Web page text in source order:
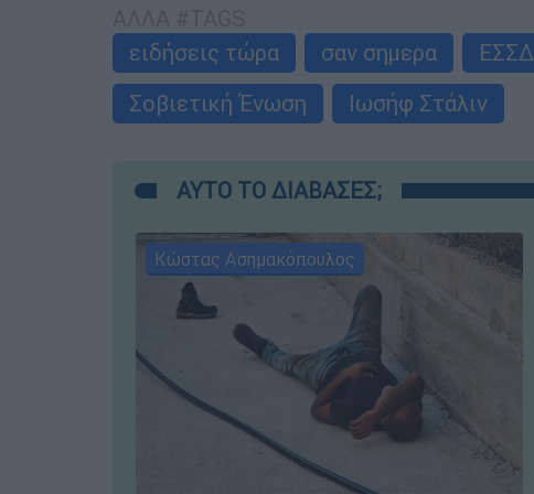
ειδήσεις τώρα
σαν σημερα ΕΣΣΔ
Σοβιετική Ένωση
Ιωσήφ Στάλιν
ΑΥΤΟ ΤΟ ΔΙΑΒΑΣΕΣ;
Κώστας Ασημακόπουλος